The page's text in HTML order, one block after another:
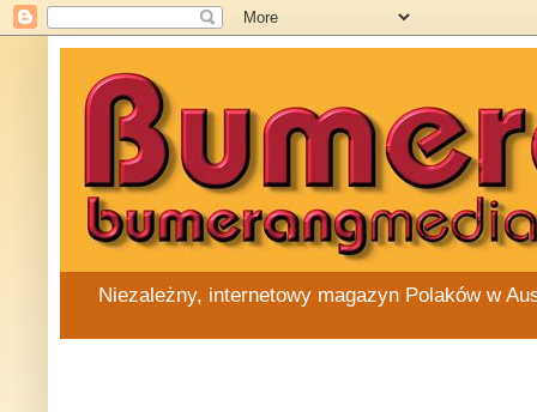
Niezależny, internetowy magazyn Polaków w